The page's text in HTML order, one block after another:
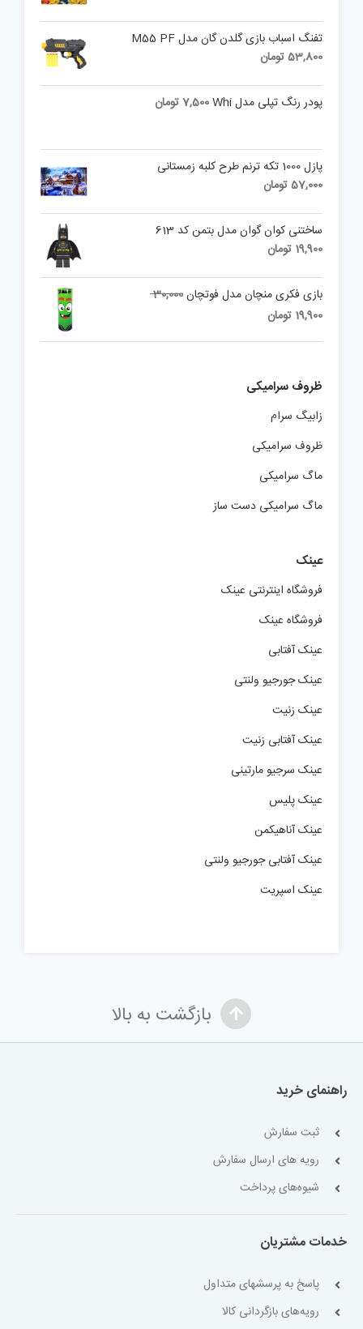
تفنگ اسباب بازی گلدن گان مدل M55 PF
53,800تومان
پودر رنگ تپلی مدل Whi 7,500تومان
پازل 1000 تکه ترنم طرح کلبه زمستانی
57,000تومان
ساختنی کوان گوان مدل بتمن کد 613
19,900 تومان
بازی فکری منچان مدل فوتچان30,000
Original
19,900 تومان
ظروف سرامیکی
زابیگ سرام
ظروف سرامیکی
ماگ سرامیکی
ماگ سرامیکی دست ساز
عینک
فروشگاه اینترنتی عینک
فروشگاه عینک
عینک آفتابی
عینک جورجیو ولنتی
عینک زنیت
عینک آفتابی زنیت
عینک سرجیو مارتینی
عینک پلیس
عینک آناهیکمن
عینک آفتابی جورجیو ولنتی
عینک اسپریت
بازگشت به بالا
راهنمای خرید
ثبت سفارش
رویه های ارسال سفارش
شیوه‌های پرداخت
خدمات مشتریان
پاسخ به پرسشهای متداول
رویه‌های بازگردانی کالا